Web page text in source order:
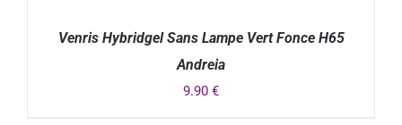
Venris Hybridgel Sans Lampe Vert Fonce H65
Andreia
9.90 €